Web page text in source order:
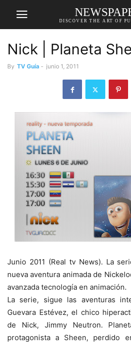
DISCOVER THE ART OF
Nick | Planeta
By TV Guía - junio 1, 2011
Junio 2011 (Real tv News). La
nueva aventura animada de
avanzada tecnología en animación.
La serie, sigue las aventuras
Guevara Estévez, el chico
de Nick, Jimmy Neutron.
protagonista a Sheen, perdido